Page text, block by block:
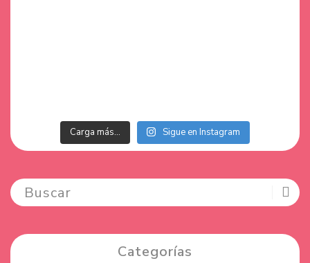
Carga más… Sigue en Instagram
Categorías